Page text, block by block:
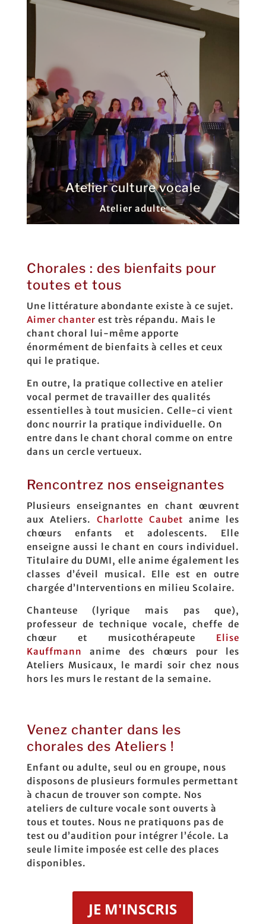
Atelier culture vocale
Atelier adulte
Chorales : des bienfaits pour
toutes et tous
Une littérature abondante existe à ce sujet.
Aimer chanter est très répandu. Mais le
chant choral lui-même apporte
énormément de bienfaits à celles et ceux
qui le pratique.
En outre, la pratique collective en atelier
vocal permet de travailler des qualités
essentielles à tout musicien. Celle-ci vient
donc nourrir la pratique individuelle. On
entre dans le chant choral comme on entre
dans un cercle vertueux.
Rencontrez nos enseignantes
Plusieurs enseignantes en chant œuvrent
aux Ateliers. Charlotte Caubet anime les
chœurs enfants et adolescents. Elle
enseigne aussi le chant en cours individuel.
Titulaire du DUMI, elle anime également les
classes d’éveil musical. Elle est en outre
chargée d’Interventions en milieu Scolaire.
Chanteuse (lyrique mais pas que),
professeur de technique vocale, cheffe de
chœur et musicothérapeute Elise
Kauffmann anime des chœurs pour les
Ateliers Musicaux, le mardi soir chez nous
hors les murs le restant de la semaine.
Venez chanter dans les
chorales des Ateliers !
Enfant ou adulte, seul ou en groupe, nous
disposons de plusieurs formules permettant
à chacun de trouver son compte. Nos
ateliers de culture vocale sont ouverts à
tous et toutes. Nous ne pratiquons pas de
test ou d’audition pour intégrer l’école. La
seule limite imposée est celle des places
disponibles.
JE M'INSCRIS